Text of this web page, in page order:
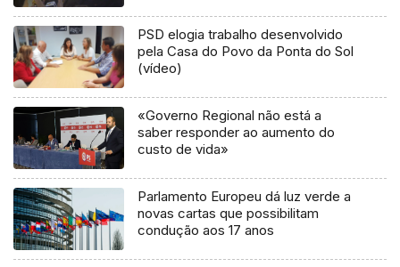
PSD elogia trabalho desenvolvido
pela Casa do Povo da Ponta do Sol
(vídeo)
«Governo Regional não está a
saber responder ao aumento do
custo de vida»
Parlamento Europeu dá luz verde a
novas cartas que possibilitam
condução aos 17 anos